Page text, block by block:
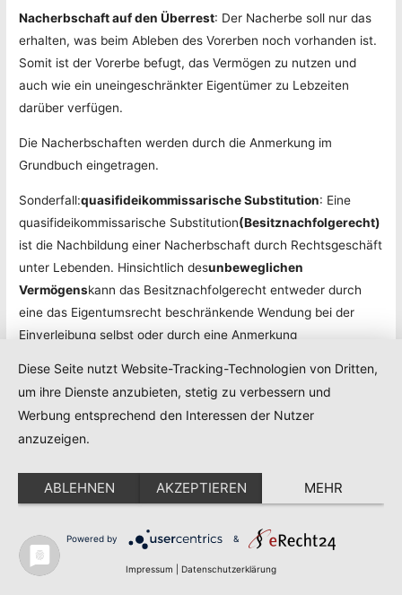
Nacherbschaft auf den Überrest: Der Nacherbe soll nur das
erhalten, was beim Ableben des Vorerben noch vorhanden ist.
Somit ist der Vorerbe befugt, das Vermögen zu nutzen und
auch wie ein uneingeschränkter Eigentümer zu Lebzeiten
darüber verfügen.
Die Nacherbschaften werden durch die Anmerkung im
Grundbuch eingetragen.
Sonderfall:quasifideikommissarische Substitution: Eine
quasifideikommissarische Substitution(Besitznachfolgerecht)
ist die Nachbildung einer Nacherbschaft durch Rechtsgeschäft
unter Lebenden. Hinsichtlich desunbeweglichen
Vermögenskann das Besitznachfolgerecht entweder durch
eine das Eigentumsrecht beschränkende Wendung bei der
Einverleibung selbst oder durch eine Anmerkung
Was sind die Folgen der Eintragung im Grundbuch?
Die Nacherbschaft (die strenge Nacherbschaft und die
Nacherbschaft auf den Überrest) wird nach § 20 lit a GBG im
Eigentumsblatt amtswegig angemerkt und man spricht hier
vom sogenannten Substitutionsband.
Nur mit der Zustimmung der Substitutionsbehörde oder mit
ausdrücklicher Zustimmung der Nacherben kann die
Liegenschaft belastet oder veräußert werden, dies trifft auch
Diese Seite nutzt Website-Tracking-Technologien von Dritten,
um ihre Dienste anzubieten, stetig zu verbessern und
Werbung entsprechend den Interessen der Nutzer
anzuzeigen.
ABLEHNEN AKZEPTIEREN MEHR
Powered by &
Impressum Datenschutzerklärung